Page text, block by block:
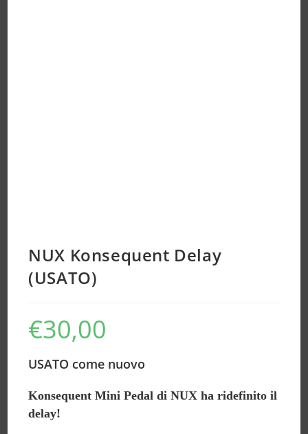
NUX Konsequent Delay
(USATO)
€30,00
USATO come nuovo
Konsequent Mini Pedal di NUX ha ridefinito il
delay!